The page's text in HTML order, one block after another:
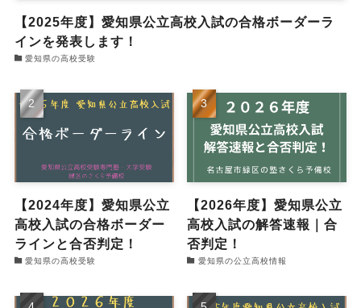
【2025年度】愛知県公立高校入試の合格ボーダーラ
インを発表します！
愛知県の高校受験
【2024年度】愛知県公立
高校入試の合格ボーダー
ラインと合否判定！
愛知県の高校受験
【2026年度】愛知県公立
高校入試の解答速報｜合
否判定！
愛知県の公立高校情報